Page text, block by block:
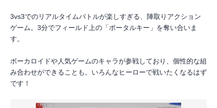
3vs3でのリアルタイムバトルが楽しすぎる、陣取りアクション
ゲーム。3分でフィールド上の「ポータルキー」を奪い合いま
す。
ボーカロイドや人気ゲームのキャラが参戦しており、個性的な組
み合わせができることも。いろんなヒーローで戦いたくなるはず
です！